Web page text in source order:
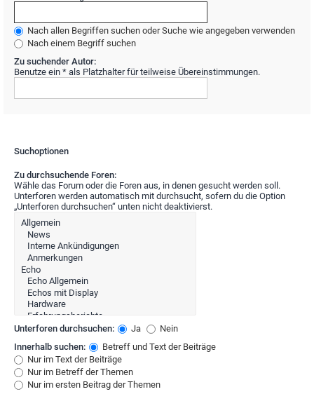
Nach allen Begriffen suchen oder Suche wie angegeben verwenden
Nach einem Begriff suchen
Zu suchender Autor:
Benutze ein * als Platzhalter für teilweise Übereinstimmungen.
Suchoptionen
Zu durchsuchende Foren:
Wähle das Forum oder die Foren aus, in denen gesucht werden soll.
Unterforen werden automatisch mit durchsucht, sofern du die Option
„Unterforen durchsuchen“ unten nicht deaktivierst.
Unterforen durchsuchen: Ja
Nein
Innerhalb suchen:
Betreff und Text der Beiträge
Nur im Text der Beiträge
Nur im Betreff der Themen
Nur im ersten Beitrag der Themen